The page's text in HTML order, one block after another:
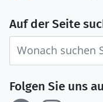
Auf der Seite
Folgen Sie uns